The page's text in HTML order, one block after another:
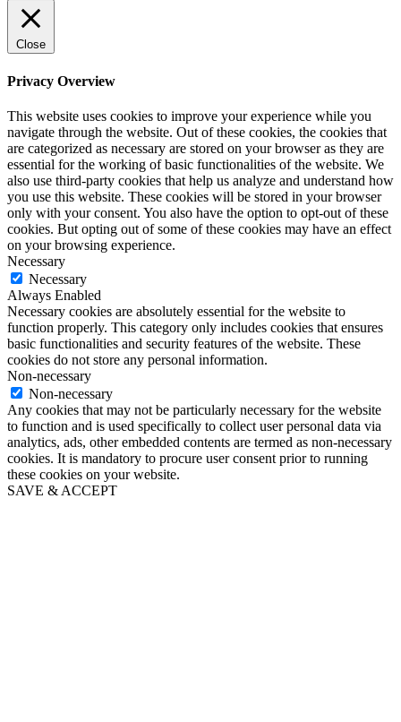
Close
Privacy Overview
This website uses cookies to improve your experience while you
navigate through the website. Out of these cookies, the cookies that
are categorized as necessary are stored on your browser as they are
essential for the working of basic functionalities of the website. We
also use third-party cookies that help us analyze and understand how
you use this website. These cookies will be stored in your browser
only with your consent. You also have the option to opt-out of these
cookies. But opting out of some of these cookies may have an effect
on your browsing experience.
Necessary
Necessary
Always Enabled
Necessary cookies are absolutely essential for the website to
function properly. This category only includes cookies that ensures
basic functionalities and security features of the website. These
cookies do not store any personal information.
Non-necessary
Non-necessary
Any cookies that may not be particularly necessary for the website
to function and is used specifically to collect user personal data via
analytics, ads, other embedded contents are termed as non-necessary
cookies. It is mandatory to procure user consent prior to running
these cookies on your website.
SAVE & ACCEPT